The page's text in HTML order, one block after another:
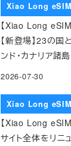
Xiao Long eSIM
【Xiao Long eSIM
【新登場】23の国
ンド・カナリア諸
2026-07-30
Xiao Long eSIM
【Xiao Long eSIM
サイト全体をリニ